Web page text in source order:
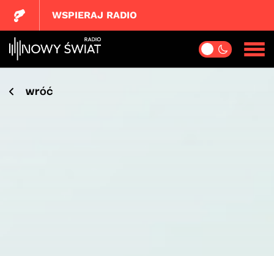
WSPIERAJ RADIO
wróć